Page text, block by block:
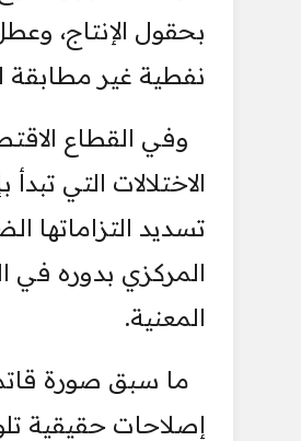
بحقول الإنتاج،
نفطية غير مطابقة
وفي القطاع
الاختلالات التي
تسديد التزاماتها
المركزي بدوره في
المعنية.
ما سبق صورة
إصلاحات حقيقية